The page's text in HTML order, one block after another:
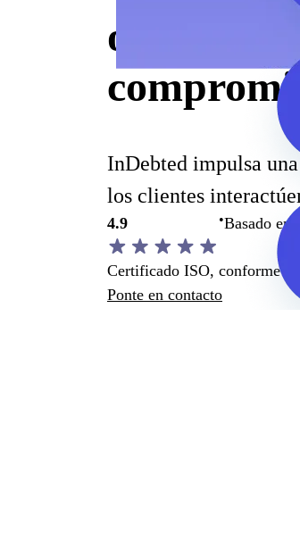
opciones,
InDebted impulsa
los clientes
4.9 •Basado en
Certificado ISO, conforme a
Ponte en contacto